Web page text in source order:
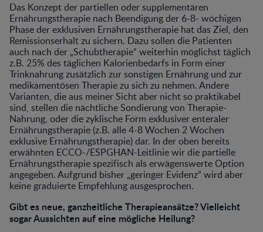
Das Konzept der partiellen oder supplementären
Ernährungstherapie nach Beendigung der 6-8- wöchigen
Phase der exklusiven Ernährungstherapie hat das Ziel, den
Remissionserhalt zu sichern. Dazu sollen die Patienten
auch nach der „Schubtherapie“ weiterhin möglichst täglich
z.B. 25% des täglichen Kalorienbedarfs in Form einer
Trinknahrung zusätzlich zur sonstigen Ernährung und zur
medikamentösen Therapie zu sich zu nehmen. Andere
Varianten, die aus meiner Sicht aber nicht so praktikabel
sind, stellen die nächtliche Sondierung von Therapie-
Nahrung, oder die zyklische Form exklusiver enteraler
Ernährungstherapie (z.B. alle 4-8 Wochen 2 Wochen
exklusive Ernährungstherapie) dar. In der oben bereits
erwähnten ECCO-/ESPGHAN-Leitlinie wir die partielle
Ernährungstherapie spezifisch als erwägenswerte Option
angegeben. Aufgrund bisher „geringer Evidenz“ wird aber
keine graduierte Empfehlung ausgesprochen.
Gibt es neue, ganzheitliche Therapieansätze? Vielleicht
sogar Aussichten auf eine mögliche Heilung?